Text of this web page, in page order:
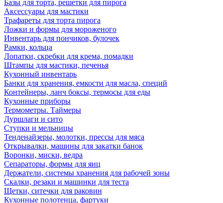
Базы для торта, решетки для пирога
Аксессуары для мастики
Трафареты для торта пирога
Ложки и формы для мороженого
Инвентарь для пончиков, булочек
Рамки, кольца
Лопатки, скребки для крема, помадки
Штампы для мастики, печенья
Кухонный инвентарь
Банки для хранения, емкости для масла, специй
Контейнеры, ланч боксы, термосы для еды
Кухонные приборы
Термометры. Таймеры
Дуршлаги и сито
Ступки и мельницы
Тенденайзеры, молотки, прессы для мяса
Открывалки, машины для закатки банок
Воронки, миски, ведра
Сепараторы, формы для яиц
Держатели, системы хранения для рабочей зоны
Скалки, резаки и машинки для теста
Щетки, ситечки для раковин
Кухонные полотенца, фартуки